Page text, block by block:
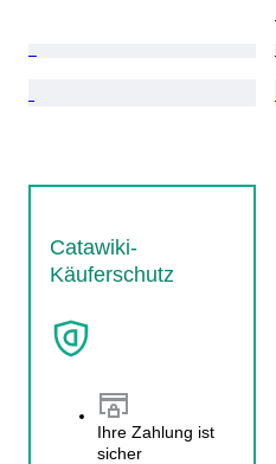
Catawiki-
Käuferschutz
Ihre Zahlung ist
sicher